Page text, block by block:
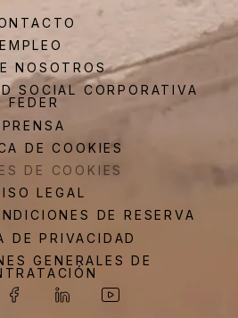
EMPLEO
NOSOTROS
SOCIAL CORPORATIVA
FEDER
PRENSA
DE COOKIES
DE COOKIES
LEGAL
DE RESERVA
DE PRIVACIDAD
GENERALES DE